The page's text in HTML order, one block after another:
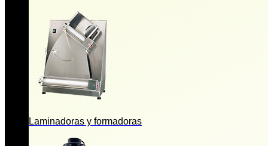
Laminadoras y formadoras